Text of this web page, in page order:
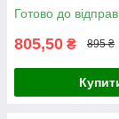
Готово до
805,50 ₴ 895 ₴